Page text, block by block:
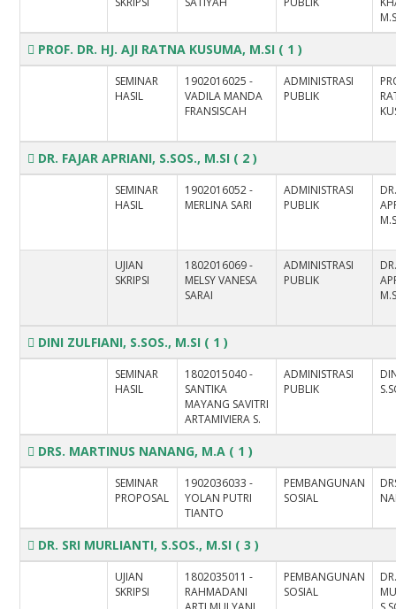
PROF. DR. HJ. AJI RATNA KUSUMA, M.SI ( 1 )
SEMINAR
HASIL
1902016025 -
VADILA MANDA
FRANSISCAH
ADMINISTRASI
PUBLIK
DR. FAJAR APRIANI, S.SOS., M.SI ( 2 )
SEMINAR
HASIL
1902016052 -
MERLINA SARI
ADMINISTRASI
PUBLIK
UJIAN
SKRIPSI
1802016069 -
MELSY VANESA
SARAI
ADMINISTRASI
PUBLIK
DINI ZULFIANI, S.SOS., M.SI ( 1 )
SEMINAR
HASIL
1802015040 -
SANTIKA
MAYANG SAVITRI
ARTAMIVIERA S.
ADMINISTRASI
PUBLIK
DRS. MARTINUS NANANG, M.A ( 1 )
SEMINAR
PROPOSAL
1902036033 -
YOLAN PUTRI
TIANTO
PEMBANGUNAN
SOSIAL
DR. SRI MURLIANTI, S.SOS., M.SI ( 3 )
UJIAN
SKRIPSI
1802035011 -
RAHMADANI
PEMBANGUNAN
SOSIAL